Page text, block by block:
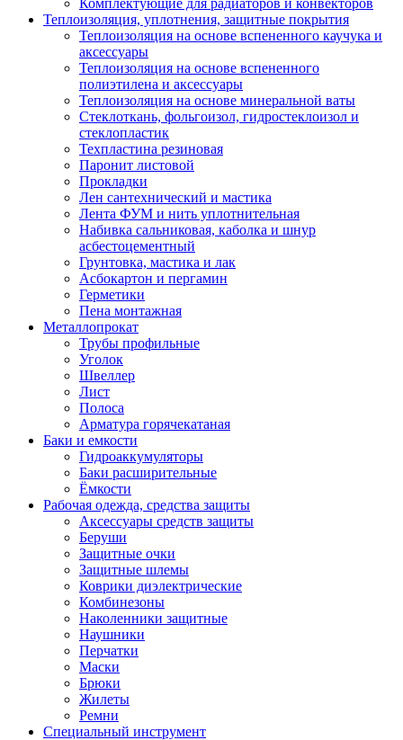
Комплектующие для радиаторов и конвекторов
Теплоизоляция, уплотнения, защитные покрытия
Теплоизоляция на основе вспененного каучука и
аксессуары
Теплоизоляция на основе вспененного
полиэтилена и аксессуары
Теплоизоляция на основе минеральной ваты
Стеклоткань, фольгоизол, гидростеклоизол и
стеклопластик
Техпластина резиновая
Паронит листовой
Прокладки
Лен сантехнический и мастика
Лента ФУМ и нить уплотнительная
Набивка сальниковая, каболка и шнур
асбестоцементный
Грунтовка, мастика и лак
Асбокартон и пергамин
Герметики
Пена монтажная
Металлопрокат
Трубы профильные
Уголок
Швеллер
Лист
Полоса
Арматура горячекатаная
Баки и емкости
Гидроаккумуляторы
Баки расширительные
Ёмкости
Рабочая одежда, средства защиты
Аксессуары средств защиты
Беруши
Защитные очки
Защитные шлемы
Коврики диэлектрические
Комбинезоны
Наколенники защитные
Наушники
Перчатки
Маски
Брюки
Жилеты
Ремни
Специальный инструмент